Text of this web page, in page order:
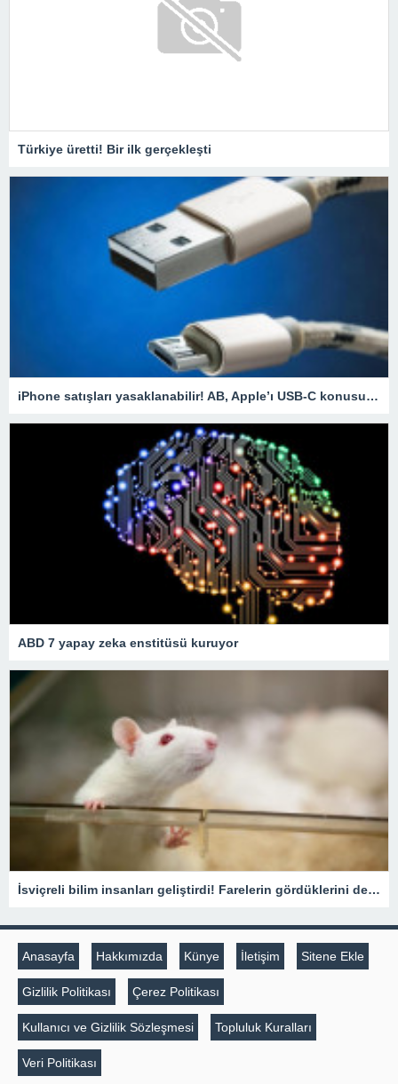
Türkiye üretti! Bir ilk gerçekleşti
iPhone satışları yasaklanabilir! AB, Apple’ı USB-C konusunda uyardı
ABD 7 yapay zeka enstitüsü kuruyor
İsviçreli bilim insanları geliştirdi! Farelerin gördüklerini deşifre ediyor
Anasayfa Hakkımızda Künye İletişim Sitene Ekle
Gizlilik Politikası Çerez Politikası
Kullanıcı ve Gizlilik Sözleşmesi Topluluk Kuralları
Veri Politikası